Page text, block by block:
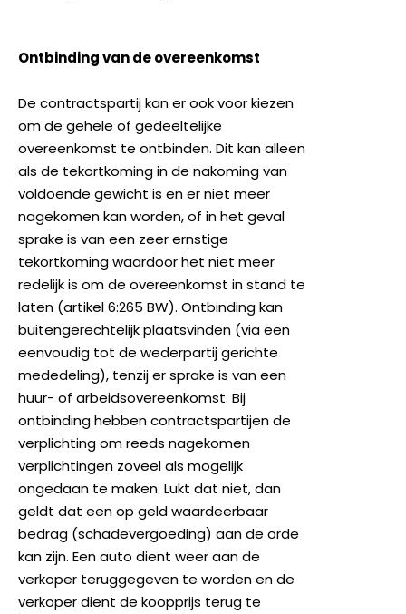
Ontbinding van de overeenkomst
De contractspartij kan er ook voor kiezen
om de gehele of gedeeltelijke
overeenkomst te ontbinden. Dit kan alleen
als de tekortkoming in de nakoming van
voldoende gewicht is en er niet meer
nagekomen kan worden, of in het geval
sprake is van een zeer ernstige
tekortkoming waardoor het niet meer
redelijk is om de overeenkomst in stand te
laten (artikel 6:265 BW). Ontbinding kan
buitengerechtelijk plaatsvinden (via een
eenvoudig tot de wederpartij gerichte
mededeling), tenzij er sprake is van een
huur- of arbeidsovereenkomst. Bij
ontbinding hebben contractspartijen de
verplichting om reeds nagekomen
verplichtingen zoveel als mogelijk
ongedaan te maken. Lukt dat niet, dan
geldt dat een op geld waardeerbaar
bedrag (schadevergoeding) aan de orde
kan zijn. Een auto dient weer aan de
verkoper teruggegeven te worden en de
verkoper dient de koopprijs terug te